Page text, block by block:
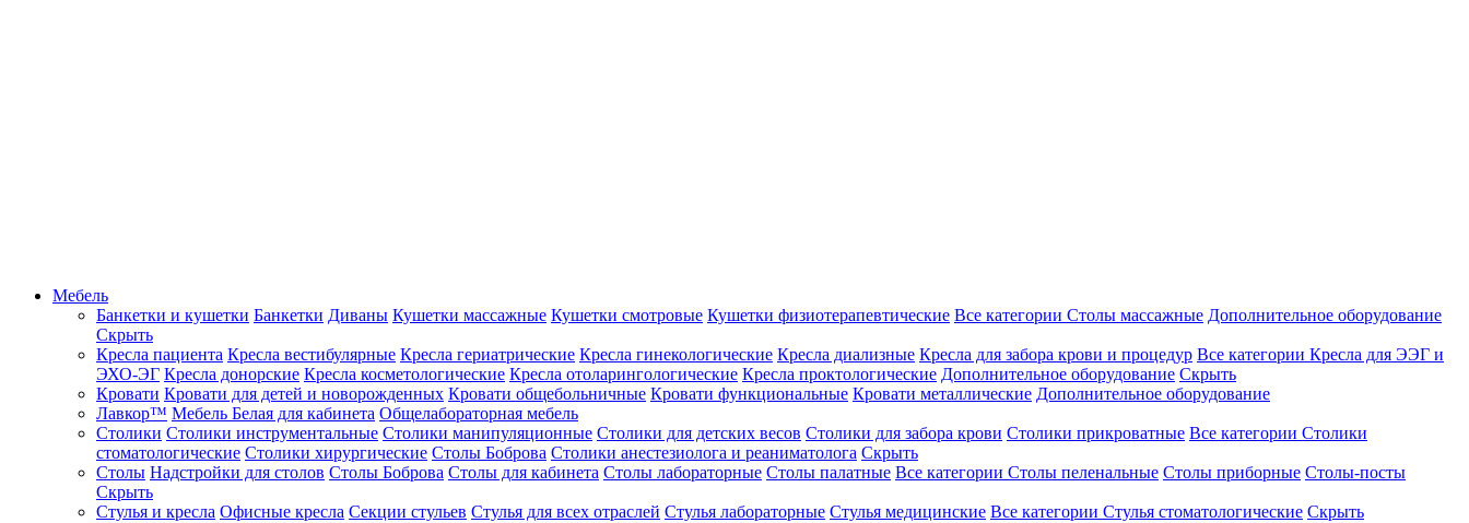
Мебель
Банкетки и кушетки Банкетки Диваны Кушетки массажные Кушетки смотровые Кушетки физиотерапевтические Все категории Столы массажные Дополнительное оборудование
Скрыть
Кресла пациента Кресла вестибулярные Кресла гериатрические Кресла гинекологические Кресла диализные Кресла для забора крови и процедур Все категории Кресла для ЭЭГ и
ЭХО-ЭГ Кресла донорские Кресла косметологические Кресла отоларингологические Кресла проктологические Дополнительное оборудование Скрыть
Кровати Кровати для детей и новорожденных Кровати общебольничные Кровати функциональные Кровати металлические Дополнительное оборудование
Лавкор™ Мебель Белая для кабинета Общелабораторная мебель
Столики Столики инструментальные Столики манипуляционные Столики для детских весов Столики для забора крови Столики прикроватные Все категории Столики
стоматологические Столики хирургические Столы Боброва Столики анестезиолога и реаниматолога Скрыть
Столы Надстройки для столов Столы Боброва Столы для кабинета Столы лабораторные Столы палатные Все категории Столы пеленальные Столы приборные Столы-посты
Скрыть
Стулья и кресла Офисные кресла Секции стульев Стулья для всех отраслей Стулья лабораторные Стулья медицинские Все категории Стулья стоматологические Скрыть